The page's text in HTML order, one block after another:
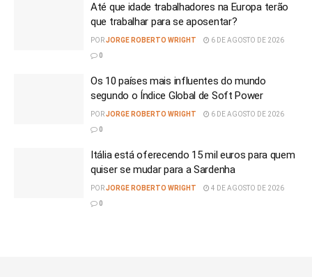
Até que idade trabalhadores na Europa terão
que trabalhar para se aposentar?
PORJORGE ROBERTO WRIGHT
6 DE AGOSTO DE 2026
0
Os 10 países mais influentes do mundo
segundo o Índice Global de Soft Power
PORJORGE ROBERTO WRIGHT
6 DE AGOSTO DE 2026
0
Itália está oferecendo 15 mil euros para quem
quiser se mudar para a Sardenha
PORJORGE ROBERTO WRIGHT
4 DE AGOSTO DE 2026
0